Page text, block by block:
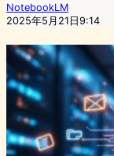
NotebookLM
2025年5月21日9:14